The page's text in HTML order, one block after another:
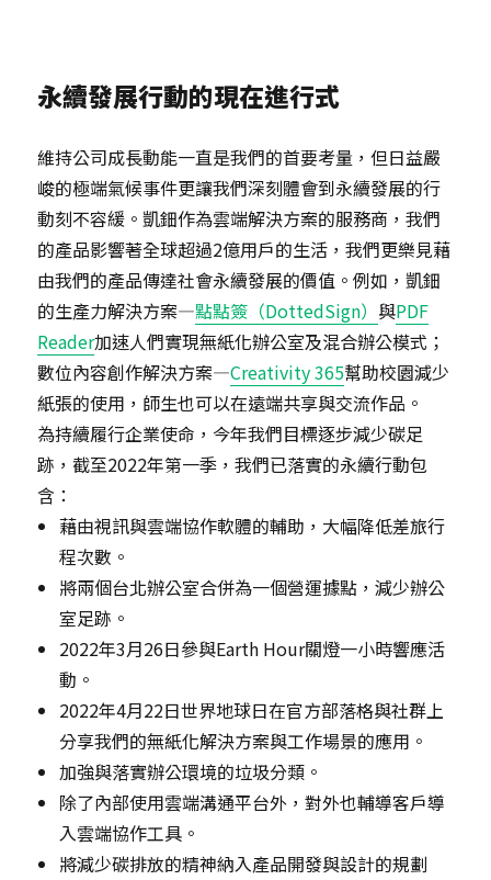
永續發展行動的現在進行式
維持公司成長動能一直是我們的首要考量，但日益嚴
峻的極端氣候事件更讓我們深刻體會到永續發展的行
動刻不容緩。凱鈿作為雲端解決方案的服務商，我們
的產品影響著全球超過2億用戶的生活，我們更樂見藉
由我們的產品傳達社會永續發展的價值。例如，凱鈿
的生產力解決方案—點點簽（DottedSign） 與PDF
Reader加速人們實現無紙化辦公室及混合辦公模式；
數位內容創作解決方案—Creativity 365幫助校園減少
紙張的使用，師生也可以在遠端共享與交流作品。
為持續履行企業使命，今年我們目標逐步減少碳足
跡，截至2022年第一季，我們已落實的永續行動包
含：
藉由視訊與雲端協作軟體的輔助，大幅降低差旅行
程次數。
將兩個台北辦公室合併為一個營運據點，減少辦公
室足跡。
2022年3月26日參與Earth Hour關燈一小時響應活
動。
2022年4月22日世界地球日在官方部落格與社群上
分享我們的無紙化解決方案與工作場景的應用。
加強與落實辦公環境的垃圾分類。
除了內部使用雲端溝通平台外，對外也輔導客戶導
入雲端協作工具。
將減少碳排放的精神納入產品開發與設計的規劃